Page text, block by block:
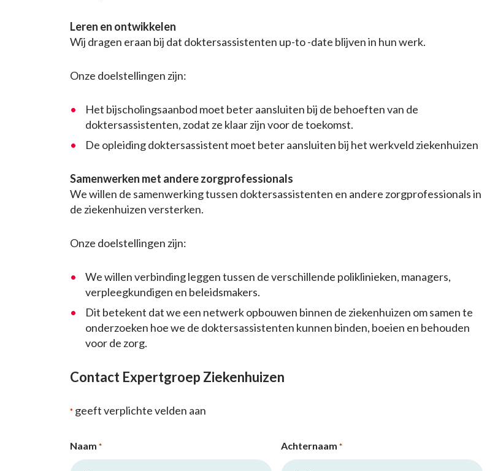
Leren en ontwikkelen
Wij dragen eraan bij dat doktersassistenten up-to -date blijven in hun werk.
Onze doelstellingen zijn:
Het bijscholingsaanbod moet beter aansluiten bij de behoeften van de
doktersassistenten, zodat ze klaar zijn voor de toekomst.
De opleiding doktersassistent moet beter aansluiten bij het werkveld ziekenhuizen
Samenwerken met andere zorgprofessionals
We willen de samenwerking tussen doktersassistenten en andere zorgprofessionals in
de ziekenhuizen versterken.
Onze doelstellingen zijn:
We willen verbinding leggen tussen de verschillende poliklinieken, managers,
verpleegkundigen en beleidsmakers.
Dit betekent dat we een netwerk opbouwen binnen de ziekenhuizen om samen te
onderzoeken hoe we de doktersassistenten kunnen binden, boeien en behouden
voor de zorg.
Contact Expertgroep Ziekenhuizen
* geeft verplichte velden aan
Naam * Achternaam *